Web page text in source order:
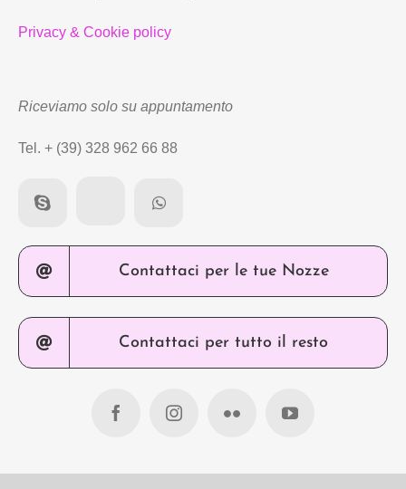
Privacy & Cookie policy
Riceviamo solo su appuntamento
Tel. + (39) 328 962 66 88
Contattaci per le tue Nozze
Contattaci per tutto il resto